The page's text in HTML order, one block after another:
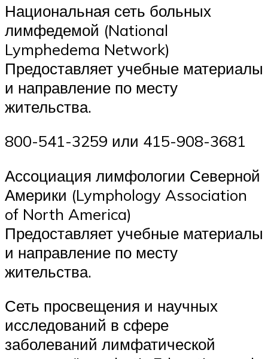
Национальная сеть больных
лимфедемой (National
Lymphedema Network)
Предоставляет учебные материалы
и направление по месту
жительства.
800-541-3259 или 415-908-3681
Ассоциация лимфологии Северной
Америки (Lymphology Association
of North America)
Предоставляет учебные материалы
и направление по месту
жительства.
Сеть просвещения и научных
исследований в сфере
заболеваний лимфатической